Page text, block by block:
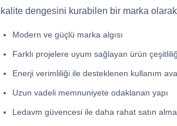
kalite dengesini kurabilen bir marka olarak
Modern ve güçlü marka algısı
Farklı projelere uyum sağlayan ürün
Enerji verimliliği ile desteklenen kullanım
Uzun vadeli memnuniyete odaklanan yapı
Ledavm güvencesi ile daha rahat satın